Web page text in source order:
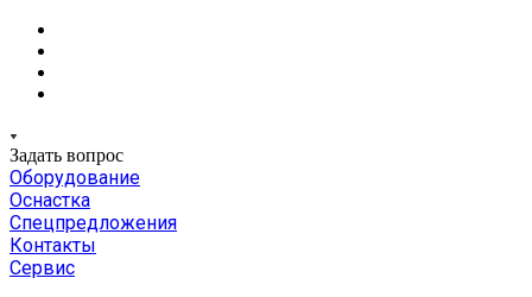
Задать вопрос
Оборудование
Оснастка
Спецпредложения
Контакты
Сервис